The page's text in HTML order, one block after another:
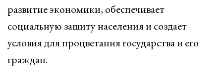
развитие экономики, обеспечивает
социальную защиту населения и создает
условия для процветания государства и его
граждан.